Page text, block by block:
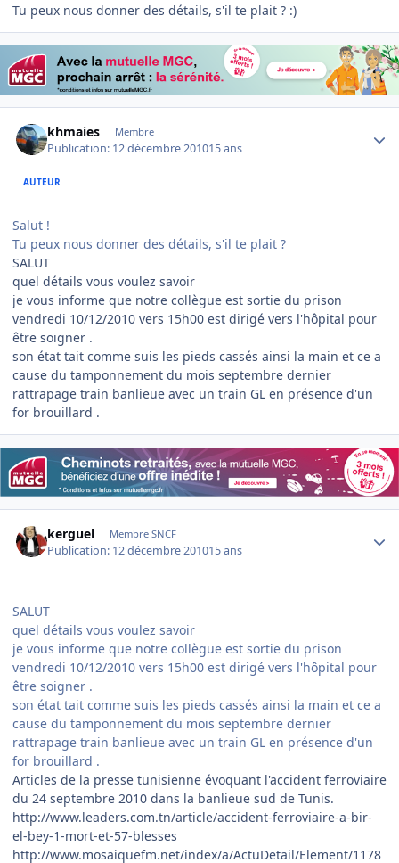
Tu peux nous donner des détails, s'il te plait ? :)
khmaies Membre
Publication: 12 décembre 201015 ans
AUTEUR
Salut !
Tu peux nous donner des détails, s'il te plait ?
SALUT
quel détails vous voulez savoir
je vous informe que notre collègue est sortie du prison
vendredi 10/12/2010 vers 15h00 est dirigé vers l'hôpital pour
être soigner .
son état tait comme suis les pieds cassés ainsi la main et ce a
cause du tamponnement du mois septembre dernier
rattrapage train banlieue avec un train GL en présence d'un
for brouillard .
kerguel Membre SNCF
Publication: 12 décembre 201015 ans
SALUT
quel détails vous voulez savoir
je vous informe que notre collègue est sortie du prison
vendredi 10/12/2010 vers 15h00 est dirigé vers l'hôpital pour
être soigner .
son état tait comme suis les pieds cassés ainsi la main et ce a
cause du tamponnement du mois septembre dernier
rattrapage train banlieue avec un train GL en présence d'un
for brouillard .
Articles de la presse tunisienne évoquant l'accident ferroviaire
du 24 septembre 2010 dans la banlieue sud de Tunis.
http://www.leaders.com.tn/article/accident-ferroviaire-a-bir-
el-bey-1-mort-et-57-blesses
http://www.mosaiquefm.net/index/a/ActuDetail/Element/1178